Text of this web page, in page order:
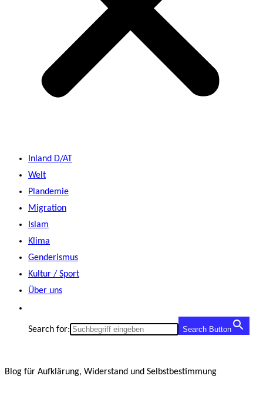
Inland D/AT
Welt
Plandemie
Migration
Islam
Klima
Genderismus
Kultur / Sport
Über uns
Search for: Search Button
Blog für Aufklärung, Widerstand und Selbstbestimmung